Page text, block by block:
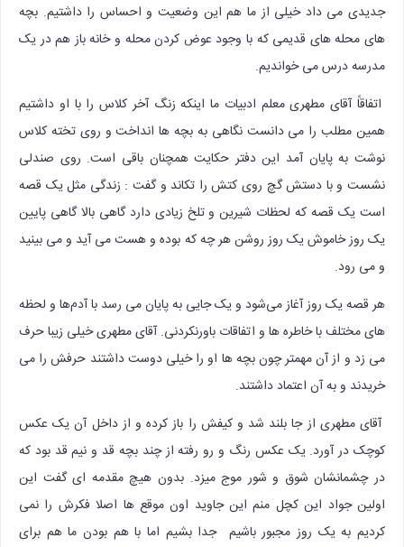
جدیدی می داد خیلی از ما هم این وضعیت و احساس را داشتیم. بچه
های محله های قدیمی که با وجود عوض کردن محله و خانه باز هم در یک
مدرسه درس می خواندیم.
اتفاقاً آقای مطهری معلم ادبیات ما اینکه زنگ آخر کلاس را با او داشتیم
همین مطلب را می دانست نگاهی به بچه ها انداخت و روی تخته کلاس
نوشت به پایان آمد این دفتر حکایت همچنان باقی است. روی صندلی
نشست و با دستش گچ روی کتش را تکاند و گفت : زندگی مثل یک قصه
است یک قصه که لحظات شیرین و تلخ زیادی دارد گاهی بالا گاهی پایین
یک روز خاموش یک روز روشن هر چه که بوده و هست می آید و می بینید
و می رود.
هر قصه یک روز آغاز می‌شود و یک جایی به پایان می رسد با آدم‌ها و لحظه
های مختلف با خاطره ها و اتفاقات باورنکردنی. آقای مطهری خیلی زیبا حرف
می زد و از آن مهمتر چون بچه ها او را خیلی دوست داشتند حرفش را می
خریدند و به آن اعتماد داشتند.
آقای مطهری از جا بلند شد و کیفش را باز کرده و از داخل آن یک عکس
کوچک در آورد. یک عکس رنگ و رو رفته از چند بچه قد و نیم قد بود که
در چشمانشان شوق و شور موج میزد. بدون هیچ مقدمه ای گفت این
اولین جواد این کچل منم این جاوید اون موقع ها اصلا فکرش را نمی
کردیم به یک روز مجبور باشیم جدا بشیم اما با هم بودن ما هم برای